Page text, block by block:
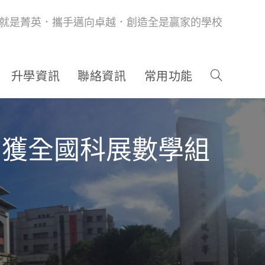
是菁英．攜手邁向卓越．創造全是贏家的學校
升學資訊 聯絡資訊 常用功能
全國科展數學組